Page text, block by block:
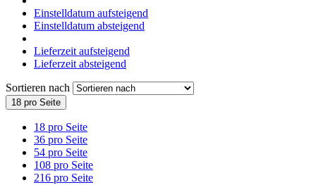
Einstelldatum aufsteigend
Einstelldatum absteigend
Lieferzeit aufsteigend
Lieferzeit absteigend
Sortieren nach
18 pro Seite
18 pro Seite
36 pro Seite
54 pro Seite
108 pro Seite
216 pro Seite